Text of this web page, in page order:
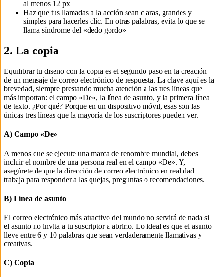
al menos 12 px
Haz que tus llamadas a la acción sean claras, grandes y
simples para hacerles clic. En otras palabras, evita lo que se
llama síndrome del «dedo gordo».
2. La copia
Equilibrar tu diseño con la copia es el segundo paso en la creación
de un mensaje de correo electrónico de respuesta. La clave aquí es la
brevedad, siempre prestando mucha atención a las tres líneas que
más importan: el campo «De», la línea de asunto, y la primera línea
de texto. ¿Por qué? Porque en un dispositivo móvil, esas son las
únicas tres líneas que la mayoría de los suscriptores pueden ver.
A) Campo «De»
A menos que se ejecute una marca de renombre mundial, debes
incluir el nombre de una persona real en el campo «De». Y,
asegúrete de que la dirección de correo electrónico en realidad
trabaja para responder a las quejas, preguntas o recomendaciones.
B) Línea de asunto
El correo electrónico más atractivo del mundo no servirá de nada si
el asunto no invita a tu suscriptor a abrirlo. Lo ideal es que el asunto
lleve entre 6 y 10 palabras que sean verdaderamente llamativas y
creativas.
C) Copia